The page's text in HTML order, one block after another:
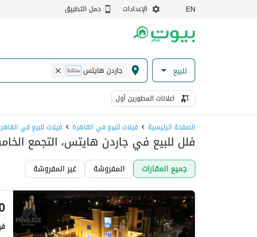
EN الإعدادات حمل التطبيق
للبيع جاردن هايتس مختلط
اعلانات المطورين أول
الصفحة الرئيسية فيلات للبيع في القاهرة فيلات للبيع في
فلل للبيع في جاردن هايتس، التجمع
جميع العقارات المفروشة غير المفروشة